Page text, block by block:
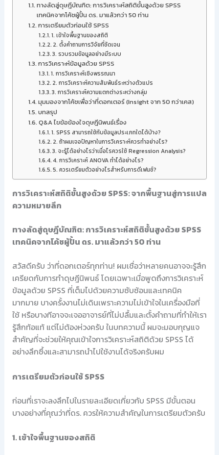
ทางลัดสู่ดุษฎีบัณฑิต: การวิเคราะห์สถิติขั้นสูงด้วย SPSS
เทคนิคจากโค้ชผู้ปั้น ดร. มาแล้วกว่า 50 ท่าน
การเตรียมตัวก่อนใช้ SPSS
1. เข้าใจพื้นฐานของสถิติ
2. ตั้งคำถามการวิจัยที่ชัดเจน
3. รวบรวมข้อมูลอย่างมีระบบ
การวิเคราะห์ข้อมูลด้วย SPSS
1. การวิเคราะห์เชิงพรรณนา
2. การวิเคราะห์ความสัมพันธ์ระหว่างตัวแปร
3. การวิเคราะห์ความแตกต่างระหว่างกลุ่ม
มุมมองจากโค้ชเพื่อว่าที่ดอกเตอร์ (Insight จาก 50 กว่าเคส)
บทสรุป
Q&A ไขข้อข้องใจดุษฎีนิพนธ์เรื่อง
1. SPSS สามารถใช้กับข้อมูลประเภทใดได้บ้าง?
2. ถ้าผมเจอปัญหาในการวิเคราะห์ควรทำอย่างไร?
3. จะรู้ได้อย่างไรว่าเมื่อไรควรใช้ Regression Analysis?
4. การวิเคราะห์ ANOVA ทำได้อย่างไร?
5. ควรเตรียมตัวอย่างไรสำหรับการดีเฟนซ์?
การวิเคราะห์สถิติขั้นสูงด้วย SPSS: จากพื้นฐานสู่การแปล
ความหมายลึก
ทางลัดสู่ดุษฎีบัณฑิต: การวิเคราะห์สถิติขั้นสูงด้วย SPSS
เทคนิคจากโค้ชผู้ปั้น ดร. มาแล้วกว่า 50 ท่าน
สวัสดีครับ ว่าที่ดอกเตอร์ทุกท่าน! ผมเชื่อว่าหลายคนอาจจะรู้สึก
เครียดกับการทำดุษฎีนิพนธ์ โดยเฉพาะเมื่อพูดถึงการวิเคราะห์
ข้อมูลด้วย SPSS ที่เต็มไปด้วยความซับซ้อนและเทคนิค
มากมาย บางครั้งงานไม่เดินเพราะความไม่เข้าใจในเครื่องมือที่
ใช้ หรือบางทีอาจจะเจออาจารย์ที่ไม่ปลื้มและตั้งคำถามที่ทำให้เรา
รู้สึกท้อแท้ แต่ไม่ต้องห่วงครับ ในบทความนี้ ผมจะมอบกุญแจ
สำคัญที่จะช่วยให้คุณเข้าใจการวิเคราะห์สถิติด้วย SPSS ได้
อย่างลึกซึ้งและสามารถนำไปใช้งานได้จริงครับผม
การเตรียมตัวก่อนใช้ SPSS
ก่อนที่เราจะลงลึกไปในรายละเอียดเกี่ยวกับ SPSS มีขั้นตอน
บางอย่างที่คุณว่าที่ดร. ควรให้ความสำคัญในการเตรียมตัวครับ
1. เข้าใจพื้นฐานของสถิติ